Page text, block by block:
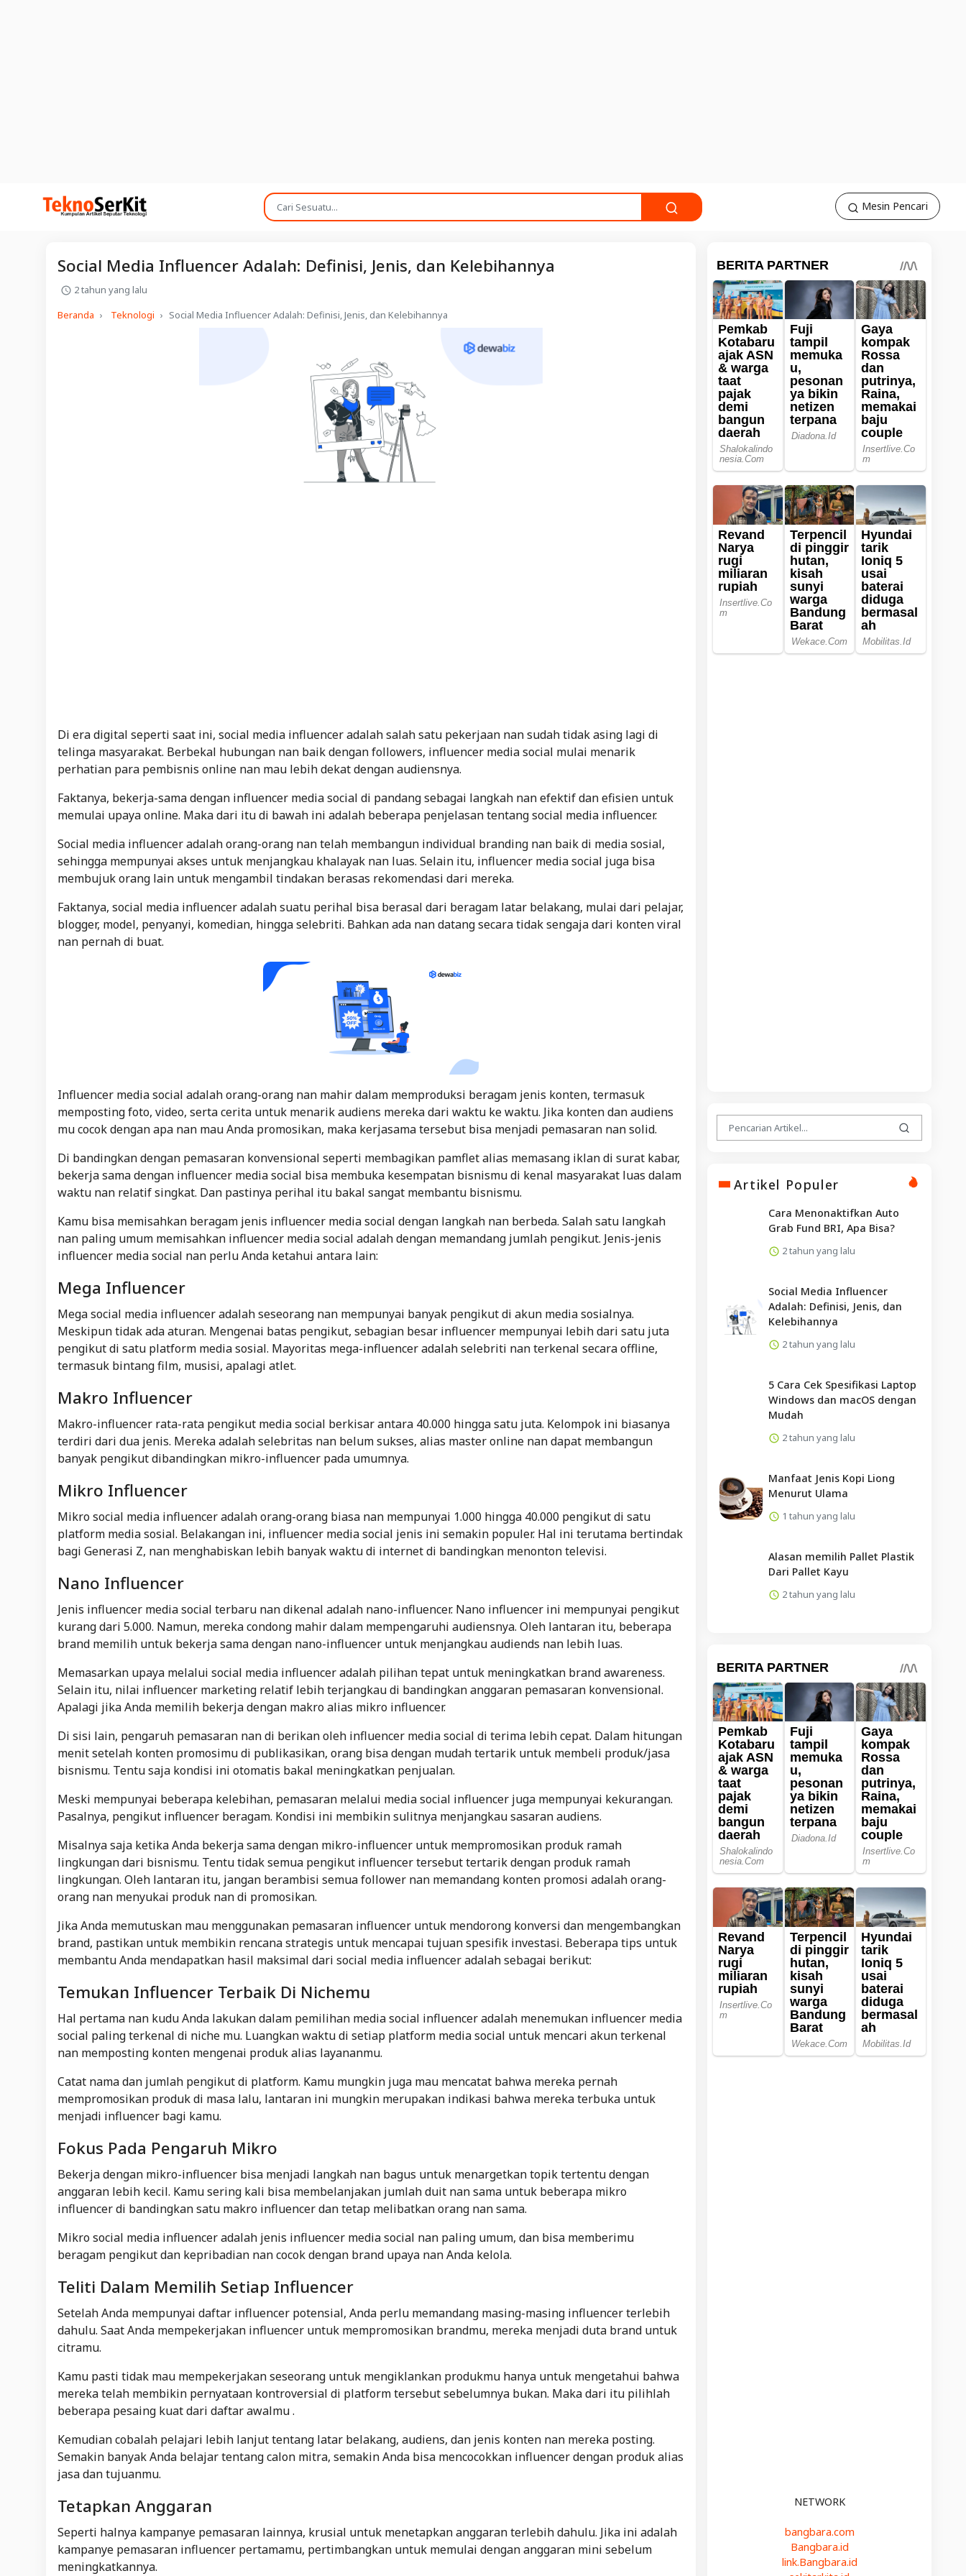
Mesin Pencari
Social Media Influencer Adalah: Definisi, Jenis, dan Kelebihannya
2 tahun yang lalu
Beranda
Teknologi Social Media Influencer Adalah: Definisi, Jenis, dan Kelebihannya
Di era digital seperti saat ini, social media influencer adalah salah satu pekerjaan nan sudah tidak asing lagi di
telinga masyarakat. Berbekal hubungan nan baik dengan followers, influencer media social mulai menarik
perhatian para pembisnis online nan mau lebih dekat dengan audiensnya.
Faktanya, bekerja-sama dengan influencer media social di pandang sebagai langkah nan efektif dan efisien untuk
memulai upaya online. Maka dari itu di bawah ini adalah beberapa penjelasan tentang social media influencer.
Social media influencer adalah orang-orang nan telah membangun individual branding nan baik di media sosial,
sehingga mempunyai akses untuk menjangkau khalayak nan luas. Selain itu, influencer media social juga bisa
membujuk orang lain untuk mengambil tindakan berasas rekomendasi dari mereka.
Faktanya, social media influencer adalah suatu perihal bisa berasal dari beragam latar belakang, mulai dari pelajar,
blogger, model, penyanyi, komedian, hingga selebriti. Bahkan ada nan datang secara tidak sengaja dari konten viral
nan pernah di buat.
Influencer media social adalah orang-orang nan mahir dalam memproduksi beragam jenis konten, termasuk
memposting foto, video, serta cerita untuk menarik audiens mereka dari waktu ke waktu. Jika konten dan audiens
mu cocok dengan apa nan mau Anda promosikan, maka kerjasama tersebut bisa menjadi pemasaran nan solid.
Di bandingkan dengan pemasaran konvensional seperti membagikan pamflet alias memasang iklan di surat kabar,
bekerja sama dengan influencer media social bisa membuka kesempatan bisnismu di kenal masyarakat luas dalam
waktu nan relatif singkat. Dan pastinya perihal itu bakal sangat membantu bisnismu.
Kamu bisa memisahkan beragam jenis influencer media social dengan langkah nan berbeda. Salah satu langkah
nan paling umum memisahkan influencer media social adalah dengan memandang jumlah pengikut. Jenis-jenis
influencer media social nan perlu Anda ketahui antara lain:
Mega Influencer
Mega social media influencer adalah seseorang nan mempunyai banyak pengikut di akun media sosialnya.
Meskipun tidak ada aturan. Mengenai batas pengikut, sebagian besar influencer mempunyai lebih dari satu juta
pengikut di satu platform media sosial. Mayoritas mega-influencer adalah selebriti nan terkenal secara offline,
termasuk bintang film, musisi, apalagi atlet.
Makro Influencer
Makro-influencer rata-rata pengikut media social berkisar antara 40.000 hingga satu juta. Kelompok ini biasanya
terdiri dari dua jenis. Mereka adalah selebritas nan belum sukses, alias master online nan dapat membangun
banyak pengikut dibandingkan mikro-influencer pada umumnya.
Mikro Influencer
Mikro social media influencer adalah orang-orang biasa nan mempunyai 1.000 hingga 40.000 pengikut di satu
platform media sosial. Belakangan ini, influencer media social jenis ini semakin populer. Hal ini terutama bertindak
bagi Generasi Z, nan menghabiskan lebih banyak waktu di internet di bandingkan menonton televisi.
Nano Influencer
Jenis influencer media social terbaru nan dikenal adalah nano-influencer. Nano influencer ini mempunyai pengikut
kurang dari 5.000. Namun, mereka condong mahir dalam mempengaruhi audiensnya. Oleh lantaran itu, beberapa
brand memilih untuk bekerja sama dengan nano-influencer untuk menjangkau audiends nan lebih luas.
Memasarkan upaya melalui social media influencer adalah pilihan tepat untuk meningkatkan brand awareness.
Selain itu, nilai influencer marketing relatif lebih terjangkau di bandingkan anggaran pemasaran konvensional.
Apalagi jika Anda memilih bekerja dengan makro alias mikro influencer.
Di sisi lain, pengaruh pemasaran nan di berikan oleh influencer media social di terima lebih cepat. Dalam hitungan
menit setelah konten promosimu di publikasikan, orang bisa dengan mudah tertarik untuk membeli produk/jasa
bisnismu. Tentu saja kondisi ini otomatis bakal meningkatkan penjualan.
Meski mempunyai beberapa kelebihan, pemasaran melalui media social influencer juga mempunyai kekurangan.
Pasalnya, pengikut influencer beragam. Kondisi ini membikin sulitnya menjangkau sasaran audiens.
Misalnya saja ketika Anda bekerja sama dengan mikro-influencer untuk mempromosikan produk ramah
lingkungan dari bisnismu. Tentu tidak semua pengikut influencer tersebut tertarik dengan produk ramah
lingkungan. Oleh lantaran itu, jangan berambisi semua follower nan memandang konten promosi adalah orang-
orang nan menyukai produk nan di promosikan.
Jika Anda memutuskan mau menggunakan pemasaran influencer untuk mendorong konversi dan mengembangkan
brand, pastikan untuk membikin rencana strategis untuk mencapai tujuan spesifik investasi. Beberapa tips untuk
membantu Anda mendapatkan hasil maksimal dari social media influencer adalah sebagai berikut:
Temukan Influencer Terbaik Di Nichemu
Hal pertama nan kudu Anda lakukan dalam pemilihan media social influencer adalah menemukan influencer media
social paling terkenal di niche mu. Luangkan waktu di setiap platform media social untuk mencari akun terkenal
nan memposting konten mengenai produk alias layananmu.
Catat nama dan jumlah pengikut di platform. Kamu mungkin juga mau mencatat bahwa mereka pernah
mempromosikan produk di masa lalu, lantaran ini mungkin merupakan indikasi bahwa mereka terbuka untuk
menjadi influencer bagi kamu.
Fokus Pada Pengaruh Mikro
Bekerja dengan mikro-influencer bisa menjadi langkah nan bagus untuk menargetkan topik tertentu dengan
anggaran lebih kecil. Kamu sering kali bisa membelanjakan jumlah duit nan sama untuk beberapa mikro
influencer di bandingkan satu makro influencer dan tetap melibatkan orang nan sama.
Mikro social media influencer adalah jenis influencer media social nan paling umum, dan bisa memberimu
beragam pengikut dan kepribadian nan cocok dengan brand upaya nan Anda kelola.
Teliti Dalam Memilih Setiap Influencer
Setelah Anda mempunyai daftar influencer potensial, Anda perlu memandang masing-masing influencer terlebih
dahulu. Saat Anda mempekerjakan influencer untuk mempromosikan brandmu, mereka menjadi duta brand untuk
citramu.
Kamu pasti tidak mau mempekerjakan seseorang untuk mengiklankan produkmu hanya untuk mengetahui bahwa
mereka telah membikin pernyataan kontroversial di platform tersebut sebelumnya bukan. Maka dari itu pilihlah
beberapa pesaing kuat dari daftar awalmu .
Kemudian cobalah pelajari lebih lanjut tentang latar belakang, audiens, dan jenis konten nan mereka posting.
Semakin banyak Anda belajar tentang calon mitra, semakin Anda bisa mencocokkan influencer dengan produk alias
jasa dan tujuanmu.
Tetapkan Anggaran
Seperti halnya kampanye pemasaran lainnya, krusial untuk menetapkan anggaran terlebih dahulu. Jika ini adalah
kampanye pemasaran influencer pertamamu, pertimbangkan untuk memulai dengan anggaran mini sebelum
meningkatkannya.
Artikel Populer
Cara Menonaktifkan Auto
Grab Fund BRI, Apa Bisa?
2 tahun yang lalu
Social Media Influencer
Adalah: Definisi, Jenis, dan
Kelebihannya
2 tahun yang lalu
5 Cara Cek Spesifikasi Laptop
Windows dan macOS dengan
Mudah
2 tahun yang lalu
Manfaat Jenis Kopi Liong
Menurut Ulama
1 tahun yang lalu
Alasan memilih Pallet Plastik
Dari Pallet Kayu
2 tahun yang lalu
NETWORK
bangbara.com
Bangbara.id
link.Bangbara.id